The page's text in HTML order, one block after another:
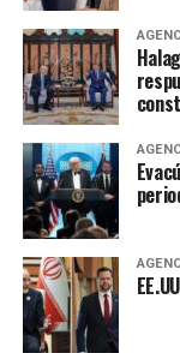
El fatídico 13 de
Al rededor de las
Nevado del Ruiz
más de 30 km de